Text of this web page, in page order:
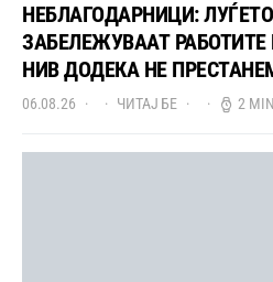
НЕБЛАГОДАРНИЦИ:
ЗАБЕЛЕЖУВААТ
НИВ ДОДЕКА НЕ
06.08.26 ЧИТАЈ БЕ 2 MIN